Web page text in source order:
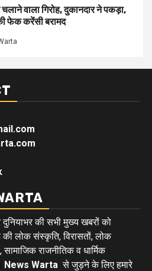
वाला गिरोह, दुकानदार ने पकड़ा,
फेक करेंसी बरामद
की सभी मुख्य खबरों को
की लोक संस्कृति, विरासतों, लोक
राजनीतिक व धार्मिक
News Warta से जुड़ने के लिए हमारे